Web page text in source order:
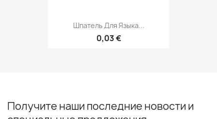
Шпатель Для Языка...
0,03 €
Получите наши последние новости и